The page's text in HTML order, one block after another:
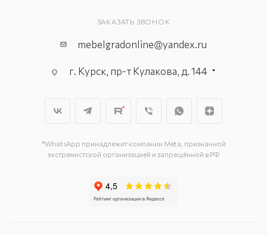
ЗАКАЗАТЬ ЗВОНОК
mebelgradonline@yandex.ru
г. Курск, пр-т Кулакова, д. 144
г. Курск, ул. Карла Маркса, д. 68
*WhatsApp принадлежит компании Meta, признанной
экстремистской организацией и запрещённой в РФ